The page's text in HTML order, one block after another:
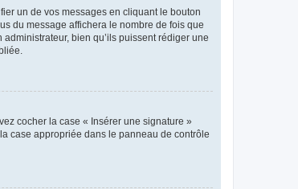
un de vos messages en cliquant le bouton
du message affichera le nombre de fois que
administrateur, bien qu’ils puissent rédiger une
cocher la case « Insérer une signature »
case appropriée dans le panneau de contrôle